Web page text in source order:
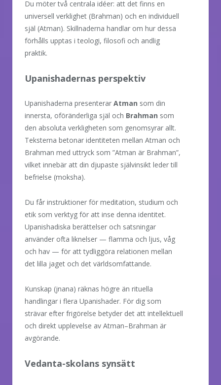
Du möter två centrala idéer: att det finns en
universell verklighet (Brahman) och en individuell
själ (Atman). Skillnaderna handlar om hur dessa
förhålls upptas i teologi, filosofi och andlig
praktik.
Upanishadernas perspektiv
Upanishaderna presenterar Atman som din
innersta, oföränderliga själ och Brahman som
den absoluta verkligheten som genomsyrar allt.
Teksterna betonar identiteten mellan Atman och
Brahman med uttryck som ”Atman är Brahman”,
vilket innebär att din djupaste självinsikt leder till
befrielse (moksha).
Du får instruktioner för meditation, studium och
etik som verktyg för att inse denna identitet.
Upanishadiska berättelser och satsningar
använder ofta liknelser — flamma och ljus, våg
och hav — för att tydliggöra relationen mellan
det lilla jaget och det världsomfattande.
Kunskap (jnana) räknas högre än rituella
handlingar i flera Upanishader. För dig som
strävar efter frigörelse betyder det att intellektuell
och direkt upplevelse av Atman–Brahman är
avgörande.
Vedanta-skolans synsätt